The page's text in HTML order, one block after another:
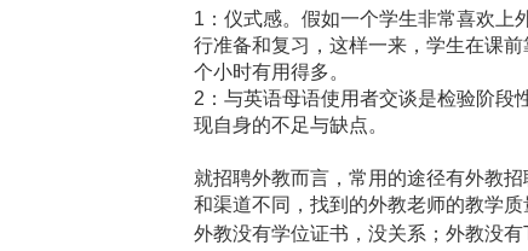
1：仪式感。假如一个学生非常喜欢上
行准备和复习，这样一来，学生在课
个小时有用得多。
2：与英语母语使用者交谈是检验阶段
现自身的不足与缺点。
就招聘外教而言，常用的途径有外教
和渠道不同，找到的外教老师的教学质
外教没有学位证书，没关系；外教没有